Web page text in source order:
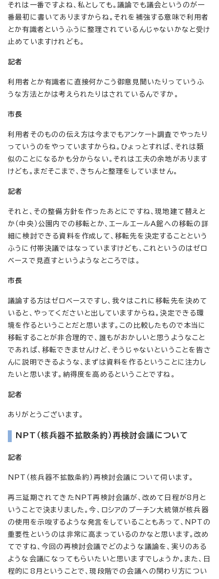
それは一番ですよね、私としても。議論でも議会というのが一
番最初に書いてありますからね。それを補強する意味で利用者
とか有識者というふうに整理されているんじゃないかなと受け
止めていますけれども。
記者
利用者とか有識者に直接何かこう御意見聞いたりっていうふ
うな方法とかは考えられたりはされているんですか。
市長
利用者そのものの伝え方は今までもアンケート調査でやったり
っていうのをやっていますからね。ひょっとすれば、それは類
似のことになるかも分からない。それは工夫の余地があります
けども。まだそこまで、きちんと整理をしていません。
記者
それと、その整備方針を作ったあとにですね、現地建て替えと
か（中央）公園内での移転とか、エールエールA館への移転の詳
細に検討できる資料を作成して、移転先を決定することという
ふうに付帯決議ではなっていますけども、これというのはゼロ
ベースで見直すというようなところでは。
市長
議論する方はゼロベースですし、我々はこれに移転先を決めて
いると、やってくださいと出していますからね。決定できる環
境を作るということだと思います。この比較したもので本当に
移転することが非合理的で、誰もがおかしいと思うようなこと
であれば、移転できませんけど、そうじゃないということを皆さ
んに説明できるような、まずは資料を作るということに注力し
たいと思います。納得度を高めるということですね。
記者
ありがとうございます。
NPT（核兵器不拡散条約）再検討会議について
記者
NPT（核兵器不拡散条約）再検討会議について伺います。
再三延期されてきたNPT再検討会議が、改めて日程が8月と
いうことで決まりました。今、ロシアのプーチン大統領が核兵器
の使用を示唆するような発言をしていることもあって、NPTの
重要性というのは非常に高まっているのかなと思います。改め
てですね、今回の再検討会議でどのような議論を、実りのある
ような会議になってもらいたいと思いますでしょうか。また、日
程的に8月ということで、現段階での会議への関わり方につい